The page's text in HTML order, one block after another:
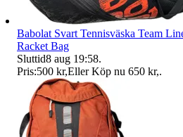
Babolat Svart Tennisväska Team
Racket Bag
Sluttid8 aug 19:58.
Pris:500 kr,Eller Köp nu 650 kr,.